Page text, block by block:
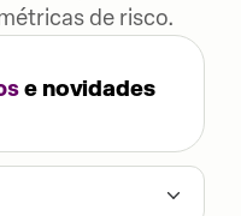
de risco.
e novidades